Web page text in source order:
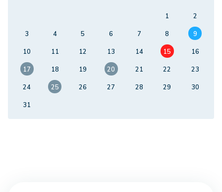
1
2
3
4 5 6 7 8
9
10
11 12 13 14 15
16
17
18 19 20 21 22
23
24
25 26 27 28 29
30
31